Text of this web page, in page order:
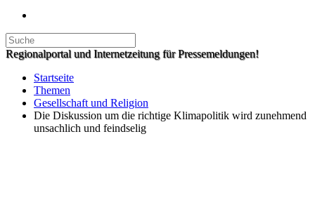
Regionalportal und Internetzeitung für Pressemeldungen!
Startseite
Themen
Gesellschaft und Religion
Die Diskussion um die richtige Klimapolitik wird zunehmend
unsachlich und feindselig